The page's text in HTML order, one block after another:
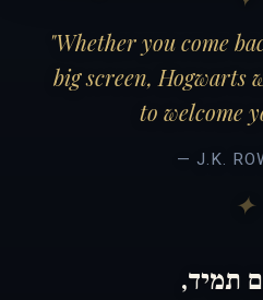
"Whether you come
big screen, Hogwarts
to welcome
— J.K.
תמיד,